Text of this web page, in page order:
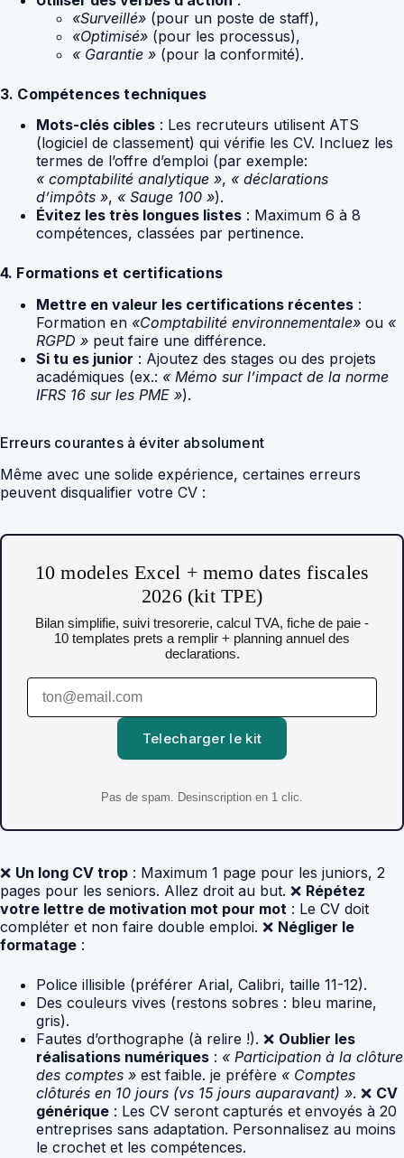
«Surveillé» (pour un poste de staff),
«Optimisé» (pour les processus),
« Garantie » (pour la conformité).
3. Compétences techniques
Mots-clés cibles : Les recruteurs utilisent ATS
(logiciel de classement) qui vérifie les CV. Incluez les
termes de l’offre d’emploi (par exemple:
« comptabilité analytique », « déclarations
d’impôts », « Sauge 100 »).
Évitez les très longues listes : Maximum 6 à 8
compétences, classées par pertinence.
4. Formations et certifications
Mettre en valeur les certifications récentes :
Formation en «Comptabilité environnementale» ou «
RGPD » peut faire une différence.
Si tu es junior : Ajoutez des stages ou des projets
académiques (ex.: « Mémo sur l’impact de la norme
IFRS 16 sur les PME »).
Erreurs courantes à éviter absolument
Même avec une solide expérience, certaines erreurs
peuvent disqualifier votre CV :
10 modeles Excel + memo dates fiscales
2026 (kit TPE)
Bilan simplifie, suivi tresorerie, calcul TVA, fiche de paie -
10 templates prets a remplir + planning annuel des
declarations.
Telecharger le kit
Pas de spam. Desinscription en 1 clic.
❌ Un long CV trop : Maximum 1 page pour les juniors, 2
pages pour les seniors. Allez droit au but. ❌ Répétez
votre lettre de motivation mot pour mot : Le CV doit
compléter et non faire double emploi. ❌ Négliger le
formatage :
Police illisible (préférer Arial, Calibri, taille 11-12).
Des couleurs vives (restons sobres : bleu marine,
gris).
Fautes d’orthographe (à relire !). ❌ Oublier les
réalisations numériques : « Participation à la clôture
des comptes » est faible. je préfère « Comptes
clôturés en 10 jours (vs 15 jours auparavant) ». ❌ CV
générique : Les CV seront capturés et envoyés à 20
entreprises sans adaptation. Personnalisez au moins
le crochet et les compétences.